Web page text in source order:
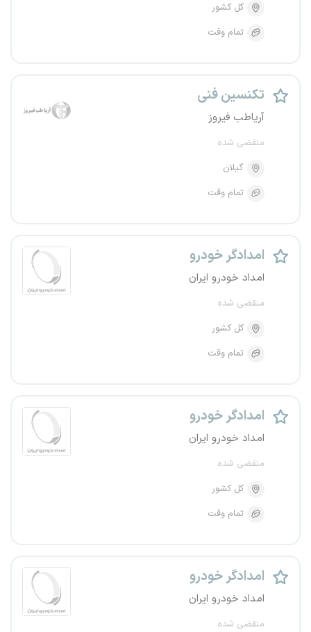
کل کشور
تمام وقت
تکنسین فنی
آریاطب فیروز
منقضی شده
گیلان
تمام وقت
امدادگر خودرو
امداد خودرو ایران
منقضی شده
کل کشور
تمام وقت
امدادگر خودرو
امداد خودرو ایران
منقضی شده
کل کشور
تمام وقت
امدادگر خودرو
امداد خودرو ایران
منقضی شده